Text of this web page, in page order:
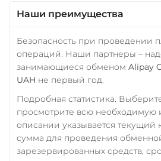
ERC20 TRC20
BEP20
SOL
POL
ARB
AVAXC
OP
TON
NEAR
APT
Tether Gold (XAUt)
Tezos (XTZ)
The Sandbox (SAND)
Наши преимущества
Безопасность при проведении
операций. Наши партнеры –
занимающиеся обменом Alipay
UAH не первый год.
Подробная статистика.
просмотрите всю
описании указывается текущий
сумма для проведения
зарезервированных средств,